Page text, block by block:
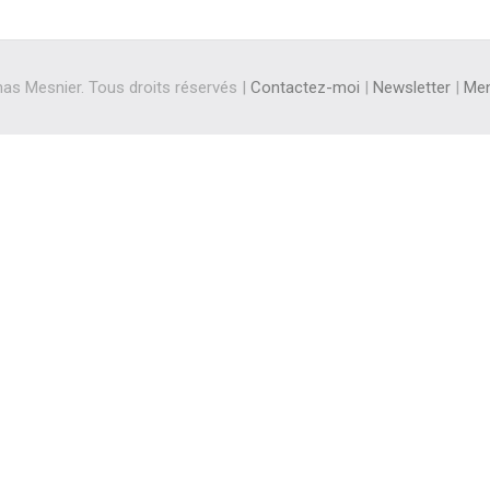
Mesnier. Tous droits réservés |Contactez-moi |Newsletter |